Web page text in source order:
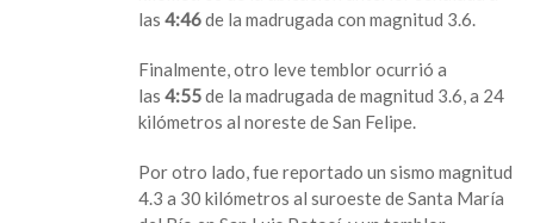
las4:46de la madrugada con magnitud 3.6.
Finalmente, otro leve temblor ocurrió a
las4:55de la madrugada de magnitud 3.6, a 24
kilómetros al noreste de San Felipe.
Por otro lado, fue reportado un sismo magnitud
4.3 a 30 kilómetros al suroeste de Santa María